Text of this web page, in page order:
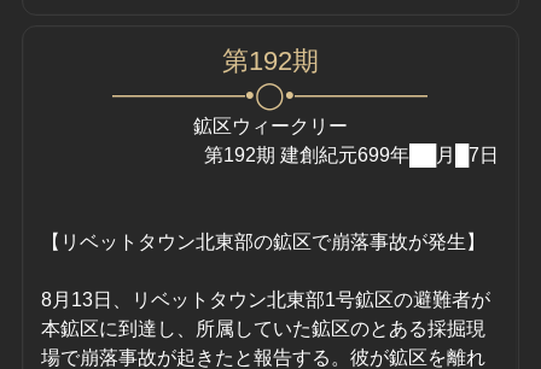
第192期
—————•◯•—————
鉱区ウィークリー
第192期 建創紀元699年██月█7日
【リベットタウン北東部の鉱区で崩落事故が発生】
8月13日、リベットタウン北東部1号鉱区の避難者が
本鉱区に到達し、所属していた鉱区のとある採掘現
場で崩落事故が起きたと報告する。彼が鉱区を離れ